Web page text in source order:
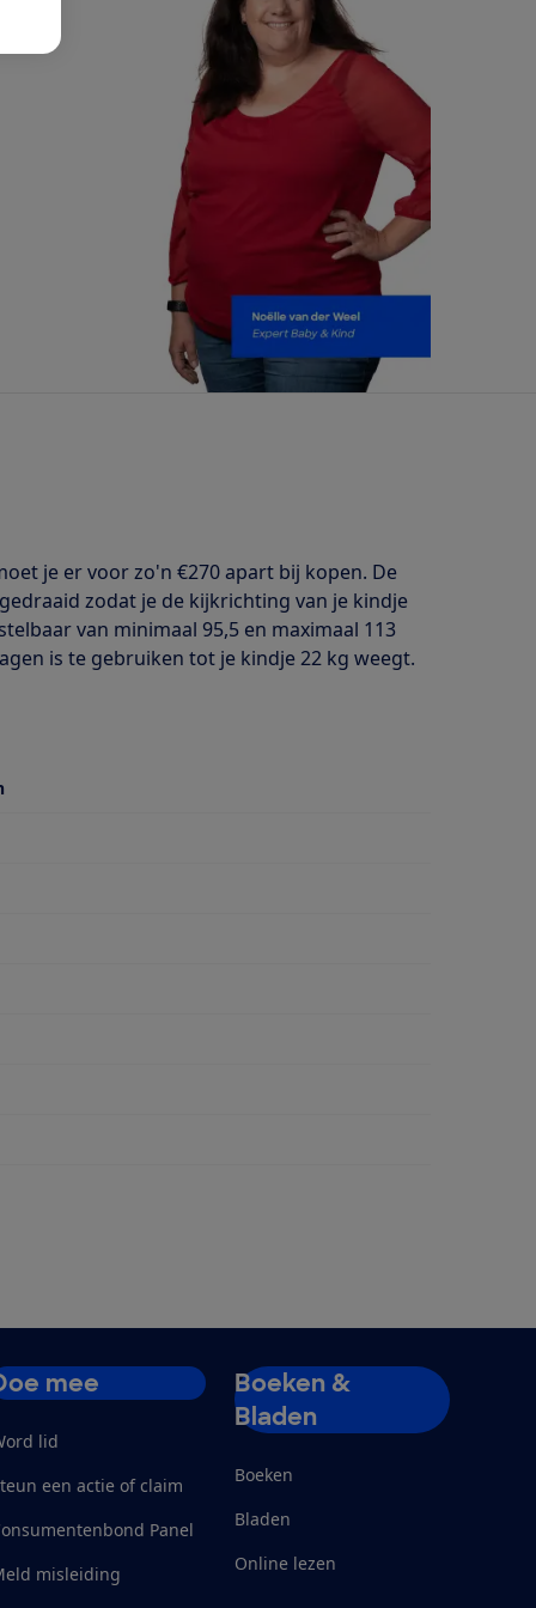
je er voor zo'n €270 apart bij kopen. De
zodat je de kijkrichting van je kindje
van minimaal 95,5 en maximaal 113
is te gebruiken tot je kindje 22 kg weegt.
mee
lid
een actie of claim
Panel
misleiding
Boeken &
Bladen
Boeken
Bladen
Online lezen